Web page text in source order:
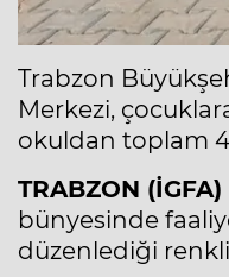
Trabzon
Merkezi,
okuldan toplam 4
TRABZON (İGFA)
bünyesinde
düzenlediği